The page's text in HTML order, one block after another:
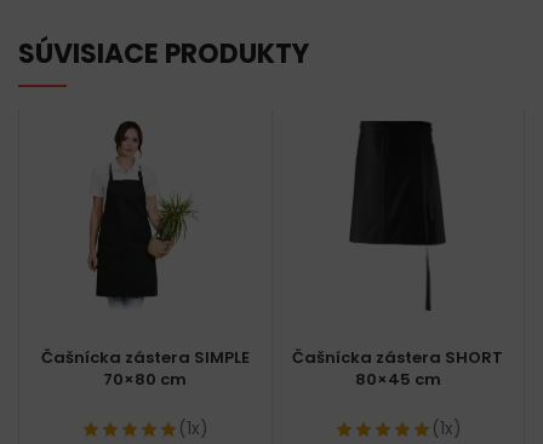
SÚVISIACE PRODUKTY
Čašnícka zástera SIMPLE
70×80 cm
(1x)
Čašnícka zástera SHORT
80×45 cm
(1x)